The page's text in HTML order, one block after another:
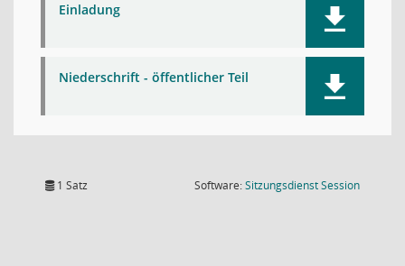
Einladung
Niederschrift - öffentlicher Teil
1 Satz Software:SitzungsdienstSession(Wird in